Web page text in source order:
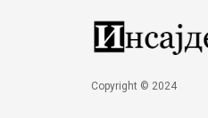
Copyright © 2024